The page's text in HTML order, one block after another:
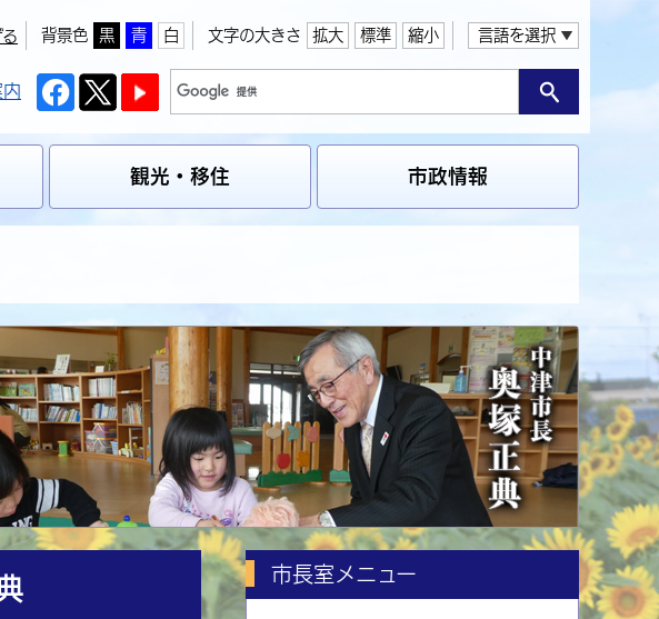
背景色 黒 青 白 文字の大きさ 拡大 標準 縮小 言語を選択
観光・移住 市政情報
市長室メニュー